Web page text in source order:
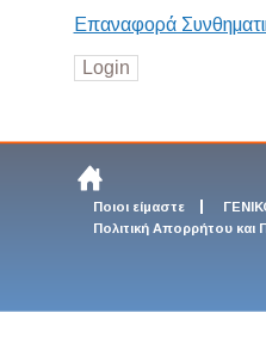
Επαναφορά
Ποιοι είμαστε
Πολιτική Απορρήτου